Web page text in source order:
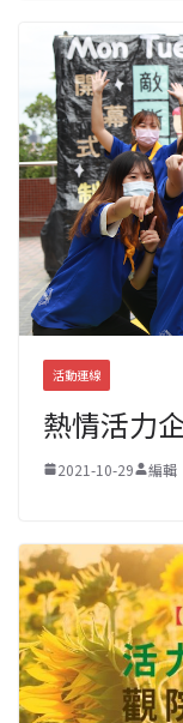
活動連線
熱情活力
2021-10-29 編輯